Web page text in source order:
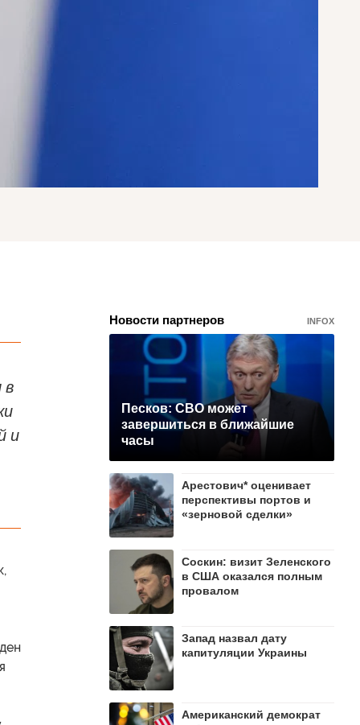
в
и
Новости партнеров INFOX
Песков: СВО может
завершиться в ближайшие
часы
Арестович* оценивает
перспективы портов и
«зерновой сделки»
Соскин: визит Зеленского
в США оказался полным
провалом
Запад назвал дату
капитуляции Украины
Американский демократ